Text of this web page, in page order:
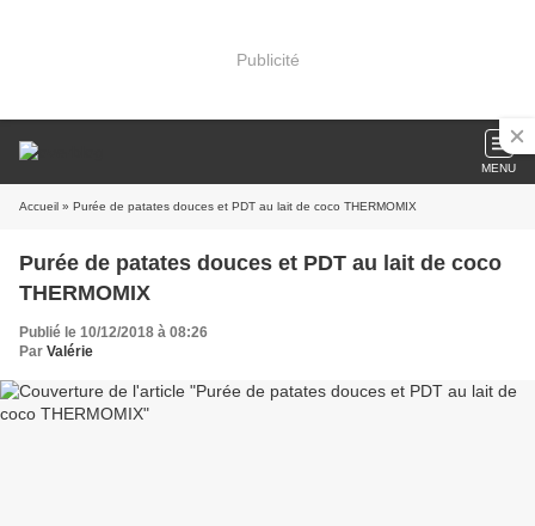
Publicité
MENU
Accueil » Purée de patates douces et PDT au lait de coco THERMOMIX
Purée de patates douces et PDT au lait de coco
THERMOMIX
Publié le 10/12/2018 à 08:26
Par Valérie